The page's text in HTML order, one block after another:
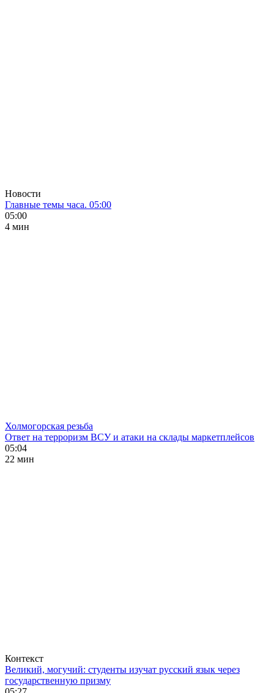
Новости
Главные темы часа. 05:00
05:00
4 мин
Холмогорская резьба
Ответ на терроризм ВСУ и атаки на склады маркетплейсов
05:04
22 мин
Контекст
Великий, могучий: студенты изучат русский язык через
государственную призму